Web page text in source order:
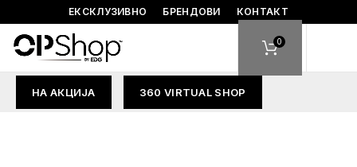
ЕКСКЛУЗИВНО БРЕНДОВИ КОНТАКТ
0
НА АКЦИЈА 360 VIRTUAL SHOP